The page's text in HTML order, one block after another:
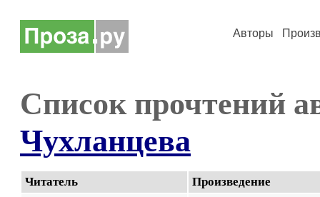
Авторы
Список прочтений
Чухланцева
Читатель
Произведение